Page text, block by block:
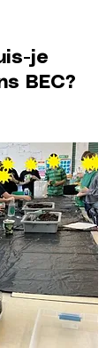
je
BEC?